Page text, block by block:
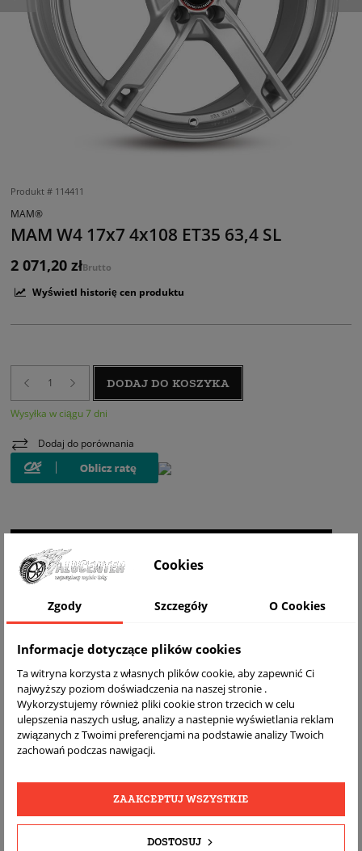
Produkt # 114411
MAM®
MAM W4 17x7 4x108 ET35 63,4 SL
2 071,20 złBrutto
Wyświetl historię cen produktu
DODAJ DO KOSZYKA
Wysyłka w ciągu 7 dni
Dodaj do porównania
DARMOWA
WYSYŁKA
BEZPŁATNY
REALNE
SZCZEGÓŁY PRODUKTU
Cookies
Zgody Szczegóły O Cookies
Informacje dotyczące plików cookies
Ta witryna korzysta z własnych plików cookie, aby zapewnić Ci
najwyższy poziom doświadczenia na naszej stronie .
Wykorzystujemy również pliki cookie stron trzecich w celu
ulepszenia naszych usług, analizy a nastepnie wyświetlania reklam
związanych z Twoimi preferencjami na podstawie analizy Twoich
zachowań podczas nawigacji.
DOSTOSUJ
ZAAKCEPTUJ WSZYSTKIE